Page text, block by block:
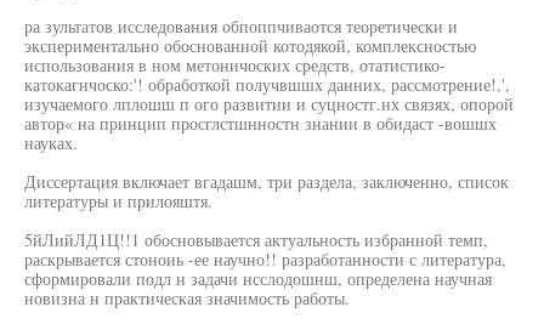
ра зультатов исследования обпоппчиваотся теоретически и
экспериментально обоснованной котодякой, комплексностью
использования в ном метоничоских средств, отатистико-
катокагнчоско:'! обработкой получвшшх данних, рассмотрение!,',
изучаемого лплошш п ого развитии и суцностг.нх связях, опорой
автор« на принцип просглстшнностн знании в обидаст -вошшх
науках.
Диссертация включает вгадашм, три раздела, заключенно, список
литературы и прилояштя.
5йЛийЛД1Ц!!1 обосновывается актуальность избранной темп,
раскрывается стоноиь -ее научно!! разработанности с литература,
сформировали подл н задачи нсслодошнш, определена научная
новизна н практическая значимость работы.